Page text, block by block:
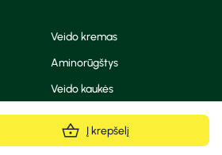
Į krepšelį
Veido kremas
Aminorūgštys
Veido kaukės
Eteriniai aliejai
BB ir CC kremas